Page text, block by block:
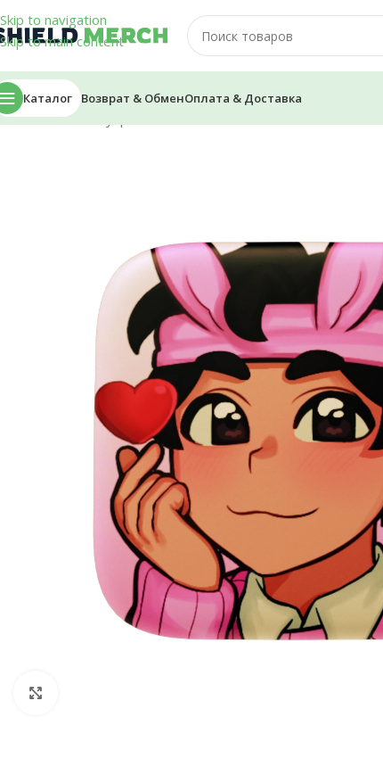
Skip to navigation
Skip to main content
Каталог Возврат & ОбменОплата & Доставка
Главная/Аксессуары